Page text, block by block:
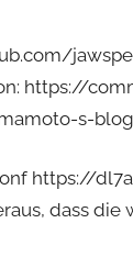
https://
s-
https://
dass